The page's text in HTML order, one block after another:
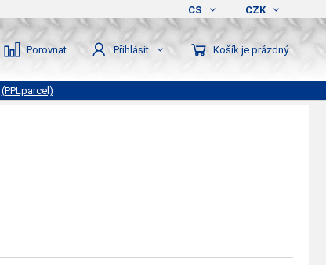
CS CZK
Porovnat Přihlásit Košík je prázdný
(PPLparcel)